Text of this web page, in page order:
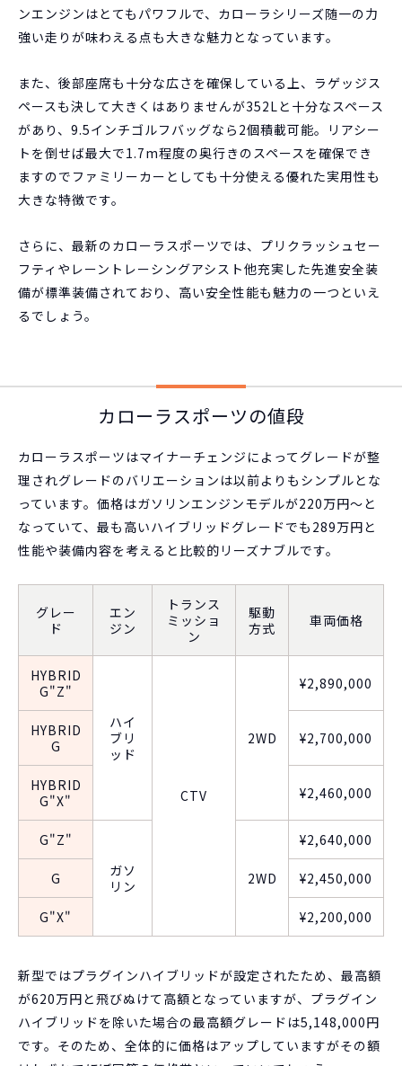
ンエンジンはとてもパワフルで、カローラシリーズ随一の力
強い走りが味わえる点も大きな魅力となっています。
また、後部座席も十分な広さを確保している上、ラゲッジス
ペースも決して大きくはありませんが352Lと十分なスペース
があり、9.5インチゴルフバッグなら2個積載可能。リアシー
トを倒せば最大で1.7m程度の奥行きのスペースを確保でき
ますのでファミリーカーとしても十分使える優れた実用性も
大きな特徴です。
さらに、最新のカローラスポーツでは、プリクラッシュセー
フティやレーントレーシングアシスト他充実した先進安全装
備が標準装備されており、高い安全性能も魅力の一つといえ
るでしょう。
カローラスポーツの値段
カローラスポーツはマイナーチェンジによってグレードが整
理されグレードのバリエーションは以前よりもシンプルとな
っています。価格はガソリンエンジンモデルが220万円～と
なっていて、最も高いハイブリッドグレードでも289万円と
性能や装備内容を考えると比較的リーズナブルです。
グレー
ド
エン
ジン
トランス
ミッショ
ン
駆動
方式
車両価格
HYBRID
G"Z"
ハイ
ブリ
ッド
CTV
2WD
¥2,890,000
HYBRID
G
¥2,700,000
HYBRID
G"X"
¥2,460,000
G"Z"
ガソ
リン
2WD
¥2,640,000
G ¥2,450,000
G"X" ¥2,200,000
新型ではプラグインハイブリッドが設定されたため、最高額
が620万円と飛びぬけて高額となっていますが、プラグイン
ハイブリッドを除いた場合の最高額グレードは5,148,000円
です。そのため、全体的に価格はアップしていますがその額